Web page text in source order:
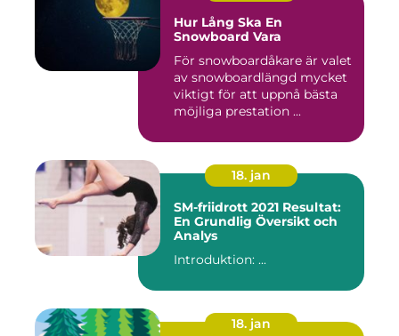
Hur Lång Ska En
Snowboard Vara
För snowboardåkare är valet
av snowboardlängd mycket
viktigt för att uppnå bästa
möjliga prestation ...
18. jan
SM-friidrott 2021 Resultat:
En Grundlig Översikt och
Analys
Introduktion: ...
18. jan